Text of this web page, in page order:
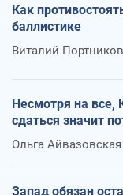
Как
баллистике
Виталий Портников
Несмотря на все,
сдаться значит
Ольга Айвазовская
Запад обязан